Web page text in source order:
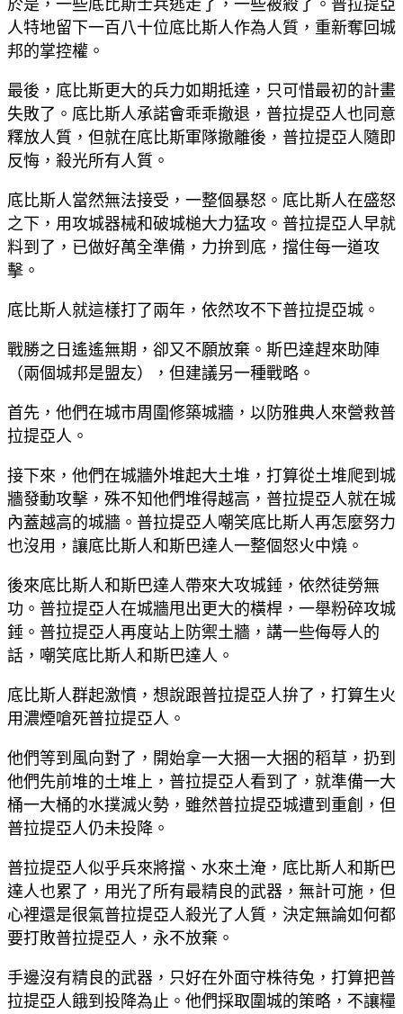
於是，一些底比斯士兵逃走了，一些被殺了。普拉提亞
人特地留下一百八十位底比斯人作為人質，重新奪回城
邦的掌控權。
最後，底比斯更大的兵力如期抵達，只可惜最初的計畫
失敗了。底比斯人承諾會乖乖撤退，普拉提亞人也同意
釋放人質，但就在底比斯軍隊撤離後，普拉提亞人隨即
反悔，殺光所有人質。
底比斯人當然無法接受，一整個暴怒。底比斯人在盛怒
之下，用攻城器械和破城槌大力猛攻。普拉提亞人早就
料到了，已做好萬全準備，力拚到底，擋住每一道攻
擊。
底比斯人就這樣打了兩年，依然攻不下普拉提亞城。
戰勝之日遙遙無期，卻又不願放棄。斯巴達趕來助陣
（兩個城邦是盟友），但建議另一種戰略。
首先，他們在城市周圍修築城牆，以防雅典人來營救普
拉提亞人。
接下來，他們在城牆外堆起大土堆，打算從土堆爬到城
牆發動攻擊，殊不知他們堆得越高，普拉提亞人就在城
內蓋越高的城牆。普拉提亞人嘲笑底比斯人再怎麼努力
也沒用，讓底比斯人和斯巴達人一整個怒火中燒。
後來底比斯人和斯巴達人帶來大攻城錘，依然徒勞無
功。普拉提亞人在城牆甩出更大的橫桿，一舉粉碎攻城
錘。普拉提亞人再度站上防禦土牆，講一些侮辱人的
話，嘲笑底比斯人和斯巴達人。
底比斯人群起激憤，想說跟普拉提亞人拚了，打算生火
用濃煙嗆死普拉提亞人。
他們等到風向對了，開始拿一大捆一大捆的稻草，扔到
他們先前堆的土堆上，普拉提亞人看到了，就準備一大
桶一大桶的水撲滅火勢，雖然普拉提亞城遭到重創，但
普拉提亞人仍未投降。
普拉提亞人似乎兵來將擋、水來土淹，底比斯人和斯巴
達人也累了，用光了所有最精良的武器，無計可施，但
心裡還是很氣普拉提亞人殺光了人質，決定無論如何都
要打敗普拉提亞人，永不放棄。
手邊沒有精良的武器，只好在外面守株待兔，打算把普
拉提亞人餓到投降為止。他們採取圍城的策略，不讓糧